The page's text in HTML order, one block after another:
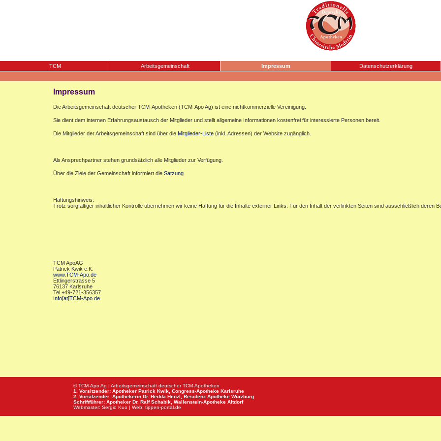
TCM Arbeitsgemeinschaft Impressum Datenschutzerklärung
Impressum
Die Arbeitsgemeinschaft deutscher TCM-Apotheken (TCM-Apo Ag) ist eine nichtkommerzielle Vereinigung.
Sie dient dem internen Erfahrungsaustausch der Mitglieder und stellt allgemeine Informationen kostenfrei für interessierte Personen bereit.
Die Mitglieder der Arbeitsgemeinschaft sind über die Mitglieder-Liste (inkl. Adressen) der Website zugänglich.
Als Ansprechpartner stehen grundsätzlich alle Mitglieder zur Verfügung.
Über die Ziele der Gemeinschaft informiert die Satzung
Haftungshinweis:
Trotz sorgfältiger inhaltlicher Kontrolle übernehmen wir keine Haftung für die Inhalte externer Links. Für den Inhalt der verlinkten Seiten sind ausschließlich deren
TCM ApoAG
Patrick Kwik e.K.
www.TCM-Apo.de
Ettlingerstrasse 5
76137 Karlsruhe
Tel.+49-721-356357
Info[at]TCM-Apo.de
© TCM-Apo Ag | Arbeitsgemeinschaft deutscher TCM-Apotheken
1. Vorsitzender: Apotheker Patrick Kwik, Congress-Apotheke Karlsruhe
2. Vorsitzender: Apothekerin Dr. Hedda Henzl, Residenz Apotheke Würzburg
Schriftführer: Apotheker Dr. Ralf Schabik, Wallenstein-Apotheke Altdorf
Webmaster: Sergio Kuo | Web: tippen-portal.de